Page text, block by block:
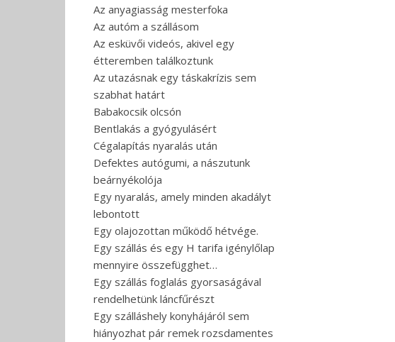
Az anyagiasság mesterfoka
Az autóm a szállásom
Az esküvői videós, akivel egy
étteremben találkoztunk
Az utazásnak egy táskakrízis sem
szabhat határt
Babakocsik olcsón
Bentlakás a gyógyulásért
Cégalapítás nyaralás után
Defektes autógumi, a nászutunk
beárnyékolója
Egy nyaralás, amely minden akadályt
lebontott
Egy olajozottan működő hétvége.
Egy szállás és egy H tarifa igénylőlap
mennyire összefügghet…
Egy szállás foglalás gyorsaságával
rendelhetünk láncfűrészt
Egy szálláshely konyhájáról sem
hiányozhat pár remek rozsdamentes